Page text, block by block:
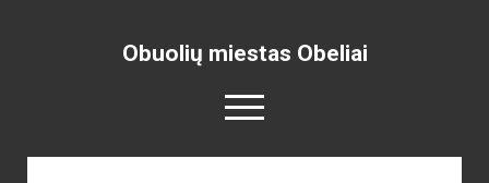
Obuolių miestas Obeliai
open
menu